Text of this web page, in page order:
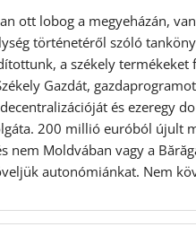
ott lobog a megyeházán,
történetéről szóló
a székely
Gazdát,
és ezeregy
200 millió euróból újult
nem Moldvában vagy a
autonómiánkat. Nem